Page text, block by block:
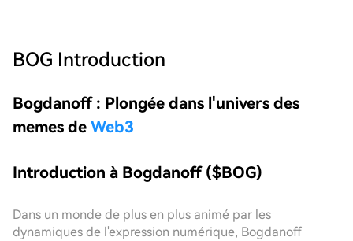
BOG Introduction
Bogdanoff : Plongée dans l'univers des
memes de Web3
Introduction à Bogdanoff ($BOG)
Dans un monde de plus en plus animé par les
dynamiques de l'expression numérique, Bogdanoff